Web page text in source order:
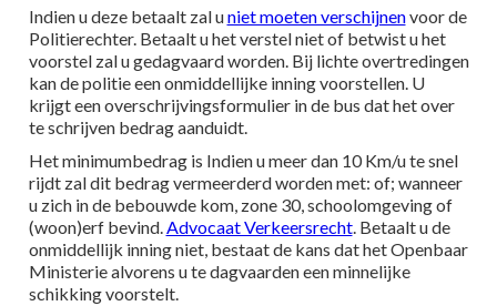
Indien u deze betaalt zal uniet moeten verschijnenvoor de
Politierechter. Betaalt u het verstel niet of betwist u het
voorstel zal u gedagvaard worden. Bij lichte overtredingen
kan de politie een onmiddellijke inning voorstellen. U
krijgt een overschrijvingsformulier in de bus dat het over
te schrijven bedrag aanduidt.
Het minimumbedrag is Indien u meer dan 10 Km/u te snel
rijdt zal dit bedrag vermeerderd worden met: of; wanneer
u zich in de bebouwde kom, zone 30, schoolomgeving of
(woon)erf bevind.Advocaat Verkeersrecht. Betaalt u de
onmiddellijk inning niet, bestaat de kans dat het Openbaar
Ministerie alvorens u te dagvaarden een minnelijke
schikking voorstelt.